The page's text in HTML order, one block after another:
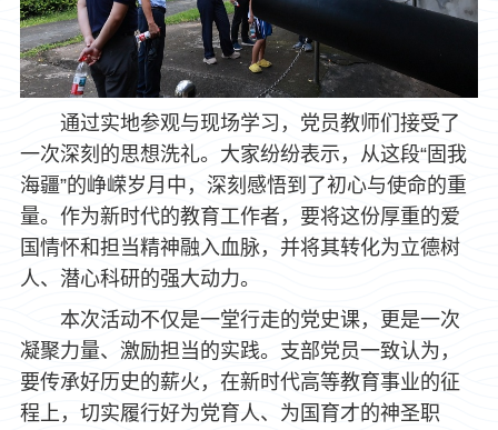
通过实地参观与现场学习，党员教师们接受了
一次深刻的思想洗礼。大家纷纷表示，从这段“固我
海疆”的峥嵘岁月中，深刻感悟到了初心与使命的重
量。作为新时代的教育工作者，要将这份厚重的爱
国情怀和担当精神融入血脉，并将其转化为立德树
人、潜心科研的强大动力。
本次活动不仅是一堂行走的党史课，更是一次
凝聚力量、激励担当的实践。支部党员一致认为，
要传承好历史的薪火，在新时代高等教育事业的征
程上，切实履行好为党育人、为国育才的神圣职